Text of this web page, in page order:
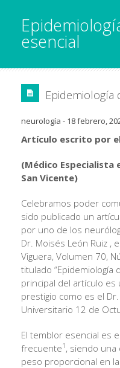
esencial
Epidemiología
neurología - 18 febrero,
Artículo escrito por el
(Médico Especialista
San Vicente)
Celebramos poder
sido publicado un
por uno de los
Dr. Moisés León Ruiz ,
Viguera, Volumen 70,
titulado “Epidemiología
principal del artículo
prestigio como es el
Universitario 12 de
El temblor esencial es
frecuente1 , siendo una
peso proporcional en